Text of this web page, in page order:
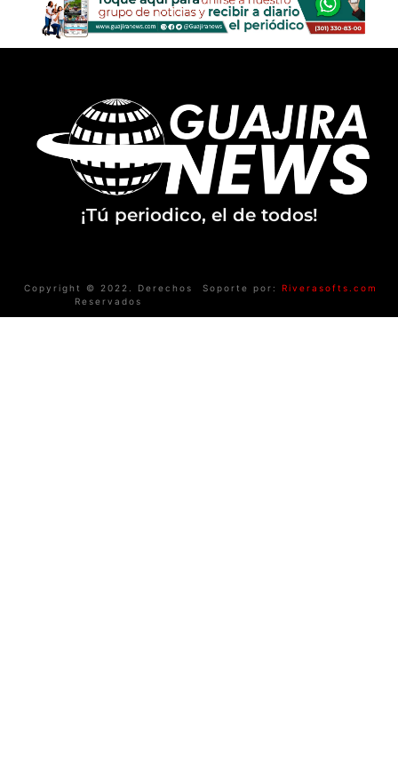
¡Tú periodico, el de todos!
Copyright © 2022. Derechos
Reservados
Soporte por: Riverasofts.com